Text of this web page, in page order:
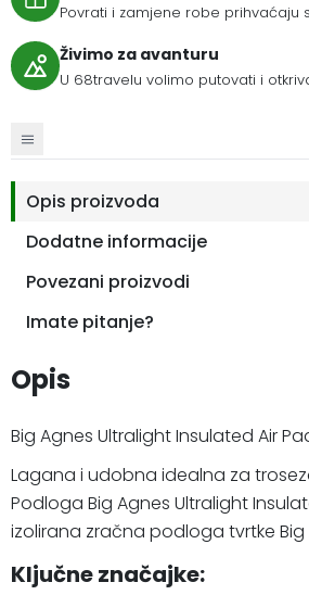
Povrati i zamjene robe
Živimo za avanturu
U 68travelu volimo putovati i
Opis proizvoda
Dodatne informacije
Povezani proizvodi
Imate pitanje?
Opis
Big Agnes Ultralight Insulated Air
Lagana i udobna idealna za
Podloga Big Agnes Ultralight
izolirana zračna podloga tvrtke
Ključne značajke: